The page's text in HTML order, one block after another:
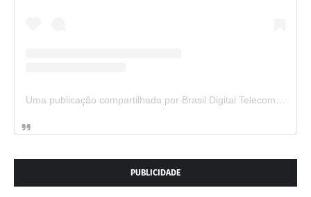
PUBLICIDADE